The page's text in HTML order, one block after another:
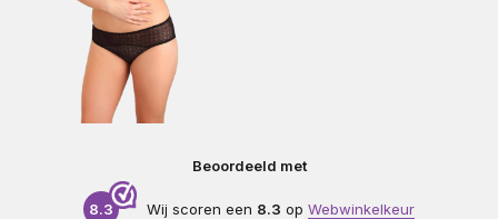
Beoordeeld met
8.3 Wij scoren een 8.3 op Webwinkelkeur